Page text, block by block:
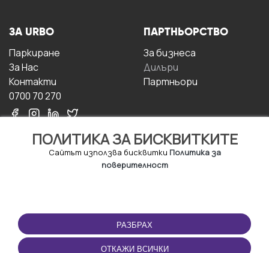
ПОЛИТИКА ЗА БИСКВИТКИТЕ
Сайтът използва бисквитки Политика за
поверителност
РАЗБРАХ
ОТКАЖИ ВСИЧКИ
ЗА URBO
Паркиране
За Hас
Контакти
0700 70 270
ПАРТНЬОРСТВО
За бизнесa
Дилъри
Партньори
ПОЛЗВАНЕ
Правила и условия за
ползване
ПРИЛОЖЕНИЕТО